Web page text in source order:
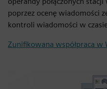
poprzez ocenę wiadomości
kontroli wiadomości w
Zunifikowana współpraca w